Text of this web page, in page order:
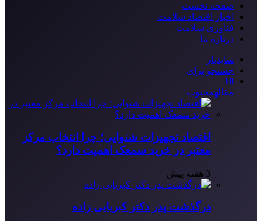
صفحه نخست
اخبار اقتصاد سلامت
فناوری سلامت
درباره ما
سایدبار
جستجو برای
10
مقالهمحبوب
اقتصاد تجهیزات شنوایی؛ چرا انتخاب مرکز
معتبر در خرید سمعک اهمیت دارد؟
3 هفته پیش
درگذشت پدر دکتر کبریایی زاده